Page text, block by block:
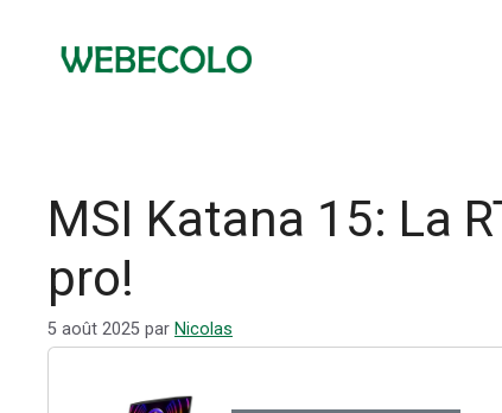
contenu
MSI Katana 15: La
pro!
5 août 2025 par Nicolas